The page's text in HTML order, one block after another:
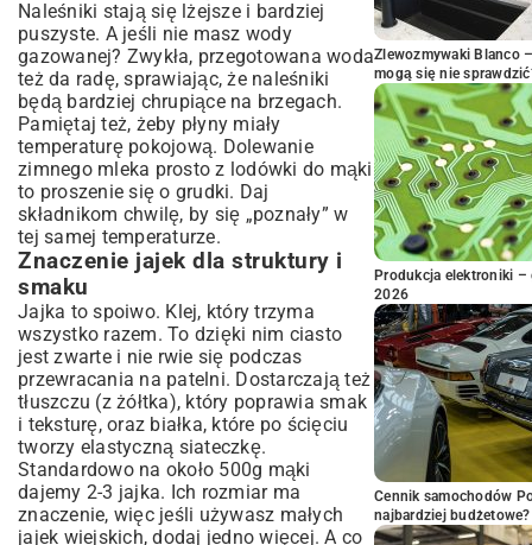
Naleśniki stają się lżejsze i bardziej
puszyste. A jeśli nie masz wody
gazowanej? Zwykła, przegotowana woda
też da radę, sprawiając, że naleśniki
będą bardziej chrupiące na brzegach.
Pamiętaj też, żeby płyny miały
temperaturę pokojową. Dolewanie
zimnego mleka prosto z lodówki do mąki
to proszenie się o grudki. Daj
składnikom chwilę, by się „poznały” w
tej samej temperaturze.
Znaczenie jajek dla struktury i
smaku
Jajka to spoiwo. Klej, który trzyma
wszystko razem. To dzięki nim ciasto
jest zwarte i nie rwie się podczas
przewracania na patelni. Dostarczają też
tłuszczu (z żółtka), który poprawia smak
i teksturę, oraz białka, które po ścięciu
tworzy elastyczną siateczkę.
Standardowo na około 500g mąki
dajemy 2-3 jajka. Ich rozmiar ma
znaczenie, więc jeśli używasz małych
jajek wiejskich, dodaj jedno więcej. A co
Zlewozmywaki Blanco
mogą się nie
Produkcja elektroniki –
2026
Cennik samochodów
najbardziej budżetowe?